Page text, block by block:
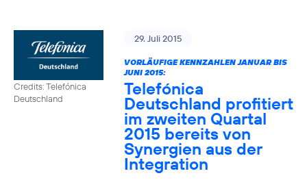
Credits: Telefónica
Deutschland
29. Juli 2015
VORLÄUFIGE KENNZAHLEN JANUAR BIS
JUNI 2015:
Telefónica
Deutschland profitiert
im zweiten Quartal
2015 bereits von
Synergien aus der
Integration